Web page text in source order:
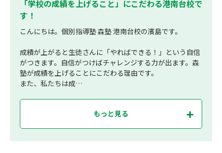
「学校の成績を上げること」にこだわる港南台校で
す！
こんにちは。個別指導塾 森塾 港南台校の濱島です。
成績が上がると生徒さんに「やればできる！」という自信
がつきます。自信がつけばチャレンジする力が出ます。森
塾が成績を上げることにこだわる理由です。
また、私たちは成…
もっと見る